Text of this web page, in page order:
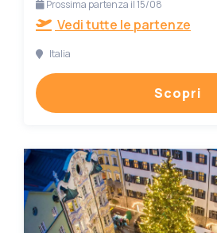
Prossima partenza il 15/08
Vedi tutte le partenze
Italia
Scopri